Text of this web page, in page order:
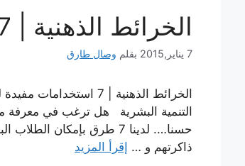
الخرائط الذهنية | 7 استخدامات مفيدة للطلاب
7 يناير,2015 بقلم وصال طارق
الخرائط الذهنية | 7
التنمية البشرية هل ترغب في معرفة
حسنا…. لدينا 7 طرق
ذاكرتهم و … إقرأ المزيد